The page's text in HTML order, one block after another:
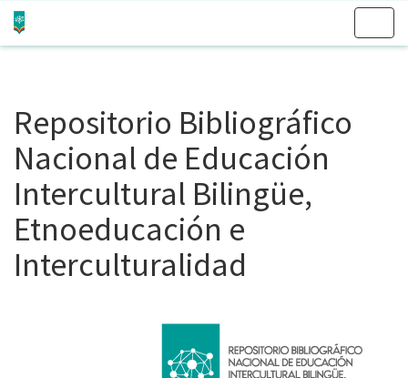
Repositorio Bibliográfico
Nacional de Educación
Intercultural Bilingüe,
Etnoeducación e
Interculturalidad